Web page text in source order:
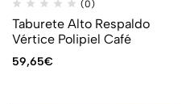
(0)
Taburete Alto Respaldo
Vértice Polipiel Café
59,65€